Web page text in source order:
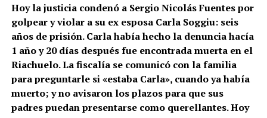
Hoy la justicia condenó a Sergio Nicolás Fuentes por
golpear y violar a su ex esposa Carla Soggiu: seis
años de prisión. Carla había hecho la denuncia hacía
1 año y 20 días después fue encontrada muerta en el
Riachuelo. La fiscalía se comunicó con la familia
para preguntarle si «estaba Carla», cuando ya había
muerto; y no avisaron los plazos para que sus
padres puedan presentarse como querellantes. Hoy